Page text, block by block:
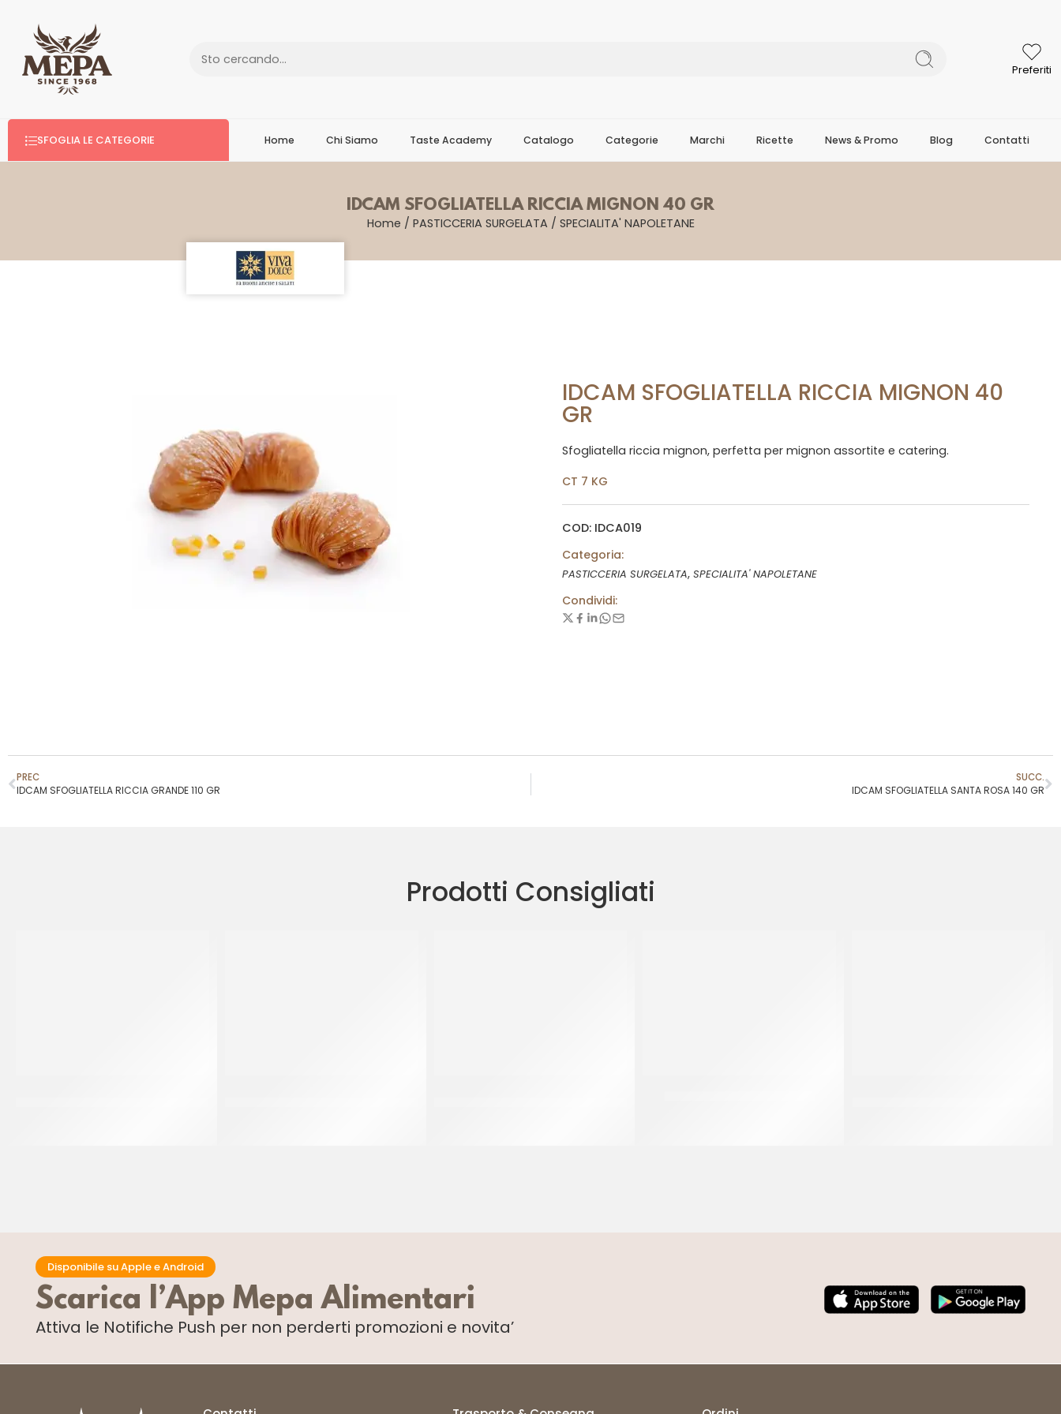
Preferiti
SFOGLIA LE CATEGORIE Home Chi Siamo Taste Academy Catalogo Categorie Marchi Ricette News & Promo Blog Contatti
IDCAM SFOGLIATELLA RICCIA MIGNON 40 GR
Home / PASTICCERIA SURGELATA / SPECIALITA' NAPOLETANE
IDCAM SFOGLIATELLA RICCIA MIGNON 40
GR
Sfogliatella riccia mignon, perfetta per mignon assortite e catering.
CT 7 KG
COD: IDCA019
Categoria:
PASTICCERIA SURGELATA, SPECIALITA' NAPOLETANE
Condividi:
PREC
IDCAM SFOGLIATELLA RICCIA GRANDE 110 GR
SUCC.
IDCAM SFOGLIATELLA SANTA ROSA 140 GR
Prodotti Consigliati
Disponibile su Apple e Android
Scarica l’App Mepa Alimentari
Attiva le Notifiche Push per non perderti promozioni e novita’